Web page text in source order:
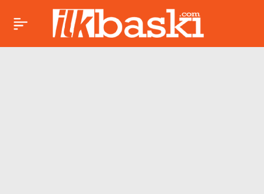
Sarı kaküllü manda
‘Donald Trump’